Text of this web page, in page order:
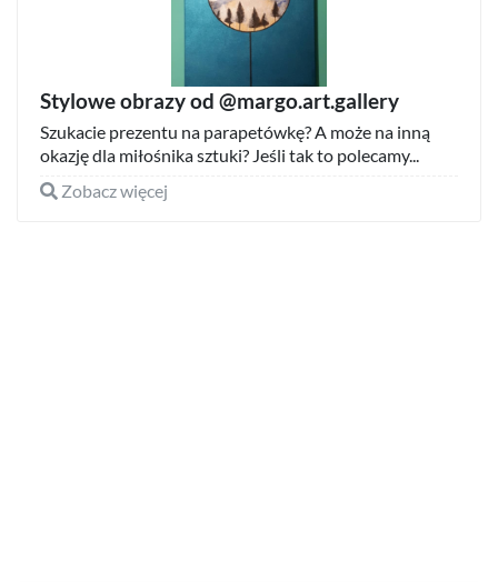
Stylowe obrazy od @margo.art.gallery
Szukacie prezentu na parapetówkę? A może na inną
okazję dla miłośnika sztuki? Jeśli tak to polecamy...
Zobacz więcej